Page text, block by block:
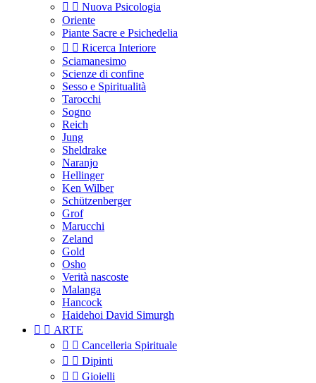
  Nuova Psicologia
Oriente
Piante Sacre e Psichedelia
  Ricerca Interiore
Sciamanesimo
Scienze di confine
Sesso e Spiritualità
Tarocchi
Sogno
Reich
Jung
Sheldrake
Naranjo
Hellinger
Ken Wilber
Schützenberger
Grof
Marucchi
Zeland
Gold
Osho
Verità nascoste
Malanga
Hancock
Haidehoi David Simurgh
  ARTE
  Cancelleria Spirituale
  Dipinti
  Gioielli